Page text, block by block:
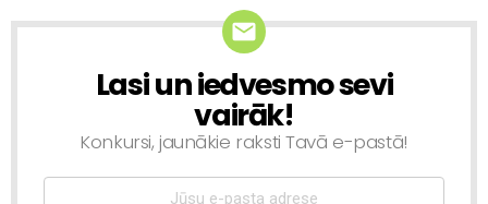
NEWSLETTER
Lasi un iedvesmo sevi
vairāk!
Konkursi, jaunākie raksti Tavā e-pastā!